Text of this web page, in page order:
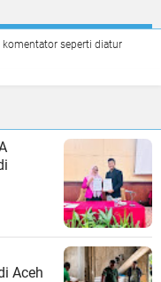
seperti diatur
Aceh